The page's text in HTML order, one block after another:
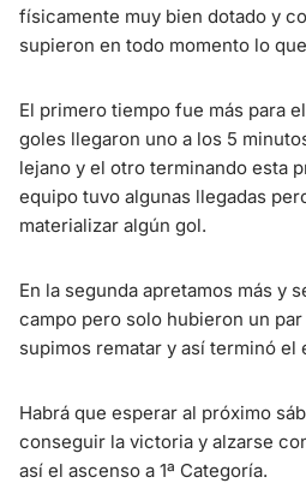
físicamente muy bien dotado y
supieron en todo momento lo
El primero tiempo fue más para
goles llegaron uno a los 5
lejano y el otro terminando esta
equipo tuvo algunas llegadas
materializar algún gol.
En la segunda apretamos más y
campo pero solo hubieron un
supimos rematar y así terminó el
Habrá que esperar al próximo
conseguir la victoria y alzarse
así el ascenso a 1ª Categoría.